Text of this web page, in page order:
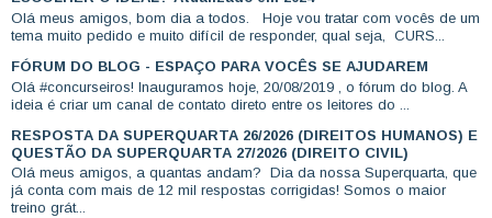
Olá meus amigos, bom dia a todos. Hoje vou tratar com vocês de um
tema muito pedido e muito difícil de responder, qual seja, CURS...
FÓRUM DO BLOG - ESPAÇO PARA VOCÊS SE AJUDAREM
Olá #concurseiros! Inauguramos hoje, 20/08/2019 , o fórum do blog. A
ideia é criar um canal de contato direto entre os leitores do ...
RESPOSTA DA SUPERQUARTA 26/2026 (DIREITOS HUMANOS) E
QUESTÃO DA SUPERQUARTA 27/2026 (DIREITO CIVIL)
Olá meus amigos, a quantas andam? Dia da nossa Superquarta, que
já conta com mais de 12 mil respostas corrigidas! Somos o maior
treino grát...